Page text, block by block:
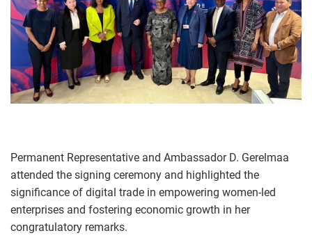
Permanent Representative and Ambassador D. Gerelmaa
attended the signing ceremony and highlighted the
significance of digital trade in empowering women-led
enterprises and fostering economic growth in her
congratulatory remarks.